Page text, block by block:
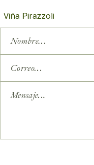
Viña Pirazzoli